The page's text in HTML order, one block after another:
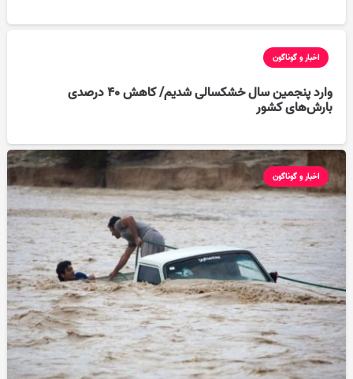
اخبار و گوناگون
وارد پنجمین سال خشکسالی شدیم/ کاهش ۴۰ درصدی
بارش‌های کشور
اخبار و گوناگون